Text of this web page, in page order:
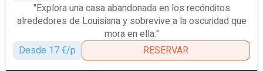
"Explora una casa abandonada en los recónditos
alrededores de Louisiana y sobrevive a la oscuridad que
mora en ella."
Desde 17 €/p
RESERVAR